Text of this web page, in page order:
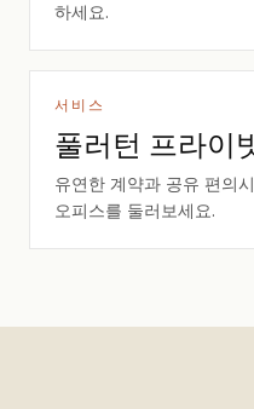
하세요.
서비스
풀러턴 프라이
유연한 계약과 공유 편의
오피스를 둘러보세요.